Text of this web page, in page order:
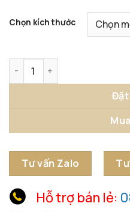
Chọn kích thước
Tranh Cửu Ngư Cá Chép
Đặt
Tư vấn Zalo
Hỗ trợ bán lẻ: